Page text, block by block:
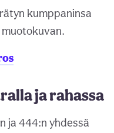
kumppaninsa
ja rahassa
ja 444:n yhdessä